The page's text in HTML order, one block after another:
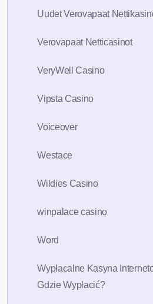
Uudet Verovapaat
Verovapaat Netticasinot
VeryWell Casino
Vipsta Casino
Voiceover
Westace
Wildies Casino
winpalace casino
Word
Wypłacalne Kasyna
Gdzie Wypłacić?